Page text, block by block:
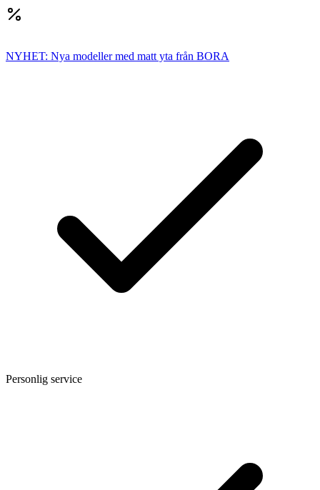
NYHET: Nya modeller med matt yta från BORA
Personlig service